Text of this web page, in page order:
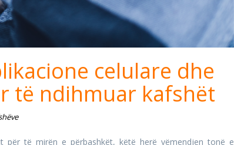
celulare dhe
të ndihmuar kafshët
për të mirën e përbashkët, këtë herë vëmendjen tonë e